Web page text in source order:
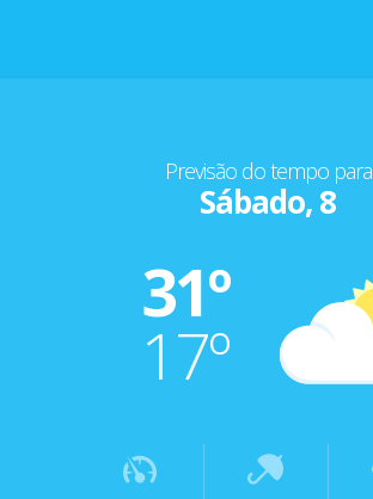
Previsão do tempo para
Sábado, 8
31º
17º